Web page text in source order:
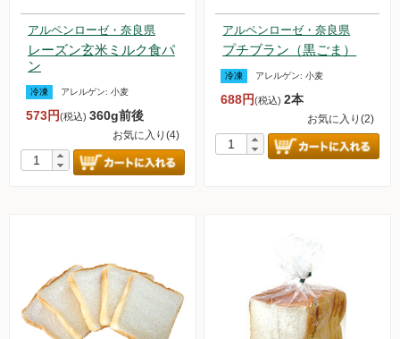
アルペンローゼ・奈良県
レーズン玄米ミルク食パ
ン
冷凍 アレルゲン: 小麦
573円(税込) 360g前後
お気に入り(4)
アルペンローゼ・奈良県
プチブラン（黒ごま）
冷凍 アレルゲン:小麦
688円(税込)2本
お気に入り(2)